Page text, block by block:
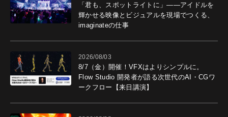
「君も、スポットライトに」――アイドルを
輝かせる映像とビジュアルを現場でつくる、
imaginateの仕事
2026/08/03
8/7（金）開催！VFXはよりシンプルに。
Flow Studio 開発者が語る次世代のAI・CGワ
ークフロー【来日講演】